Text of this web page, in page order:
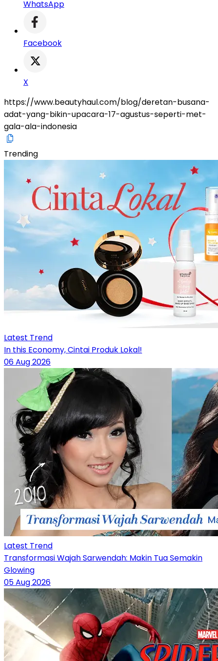
WhatsApp
Facebook
X
https://www.beautyhaul.com/blog/deretan-busana-
adat-yang-bikin-upacara-17-agustus-seperti-met-
gala-ala-indonesia
Trending
Latest Trend
In this Economy, Cintai Produk Lokal!
06 Aug 2026
Latest Trend
Transformasi Wajah Sarwendah: Makin Tua Semakin
Glowing
05 Aug 2026